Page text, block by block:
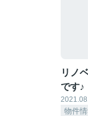
リノ
です♪
物件